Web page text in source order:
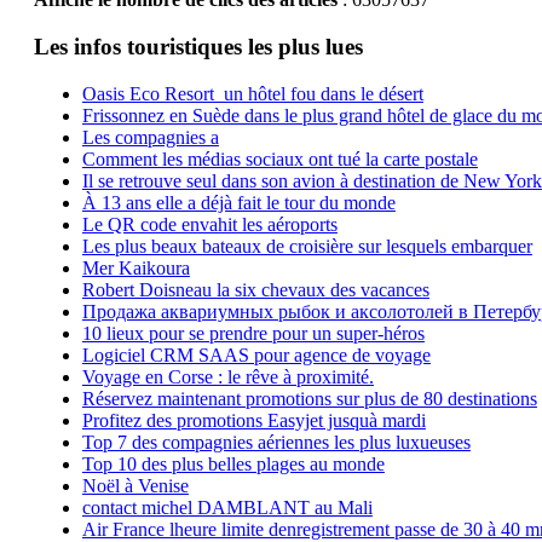
Les infos touristiques les plus lues
Oasis Eco Resort un hôtel fou dans le désert
Frissonnez en Suède dans le plus grand hôtel de glace du
Les compagnies a
Comment les médias sociaux ont tué la carte postale
Il se retrouve seul dans son avion à destination de New York
À 13 ans elle a déjà fait le tour du monde
Le QR code envahit les aéroports
Les plus beaux bateaux de croisière sur lesquels embarquer
Mer Kaikoura
Robert Doisneau la six chevaux des vacances
Продажа аквариумных рыбок и аксолотолей в
10 lieux pour se prendre pour un super-héros
Logiciel CRM SAAS pour agence de voyage
Voyage en Corse : le rêve à proximité.
Réservez maintenant promotions sur plus de 80 destinations
Profitez des promotions Easyjet jusquà mardi
Top 7 des compagnies aériennes les plus luxueuses
Top 10 des plus belles plages au monde
Noël à Venise
contact michel DAMBLANT au Mali
Air France lheure limite denregistrement passe de 30 à 40